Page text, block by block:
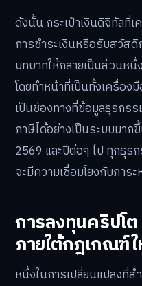
ดังนั้น กระเป๋าเงินดิจิทัลที่
การชำระเงินหรือรับสวัส
บทบาทให้กลายเป็นส่วนห
โดยทำหน้าที่เป็นทั้งเครื่อง
เป็นช่องทางที่ข้อมูลธุรกร
ภาษีได้อย่างเป็นระบบมาก
2569 และปีต่อๆ ไป ทุกธุร
จะมีความเชื่อมโยงกับภาร
การลงทุนคริปโ
ภายใต้กฎเกณฑ์
หนึ่งในการเปลี่ยนแปลงที่